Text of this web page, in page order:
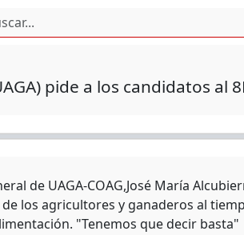
pide a los candidatos al
de UAGA-COAG,José María
los agricultores y ganaderos al
"Tenemos que decir basta"